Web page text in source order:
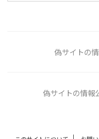
偽サイトの
偽サイトの情報